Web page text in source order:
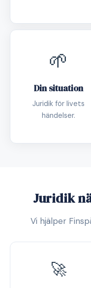
🌱
Din situation
Juridik för livets
händelser.
Juridik
Vi hjälper
🚀